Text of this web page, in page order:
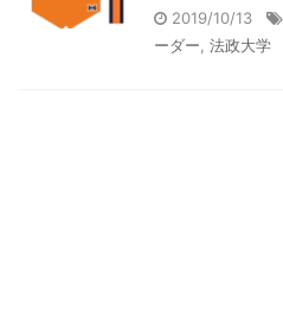
2019/10/13
ーダー 法政大学